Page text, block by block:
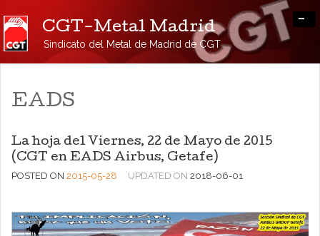
CGT-Metal Madrid
Sindicato del Metal de Madrid de CGT
-
EADS
La hoja del Viernes, 22 de Mayo de 2015
(CGT en EADS Airbus, Getafe)
POSTED ON 2015-05-28 UPDATED ON 2018-06-01